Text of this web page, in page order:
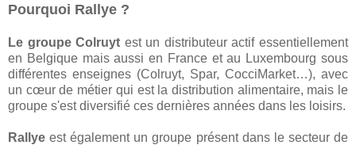
Pourquoi Rallye ?
Le groupe Colruyt est un distributeur actif essentiellement
en Belgique mais aussi en France et au Luxembourg sous
différentes enseignes (Colruyt, Spar, CocciMarket…), avec
un cœur de métier qui est la distribution alimentaire, mais le
groupe s'est diversifié ces dernières années dans les loisirs.
Rallye est également un groupe présent dans le secteur de